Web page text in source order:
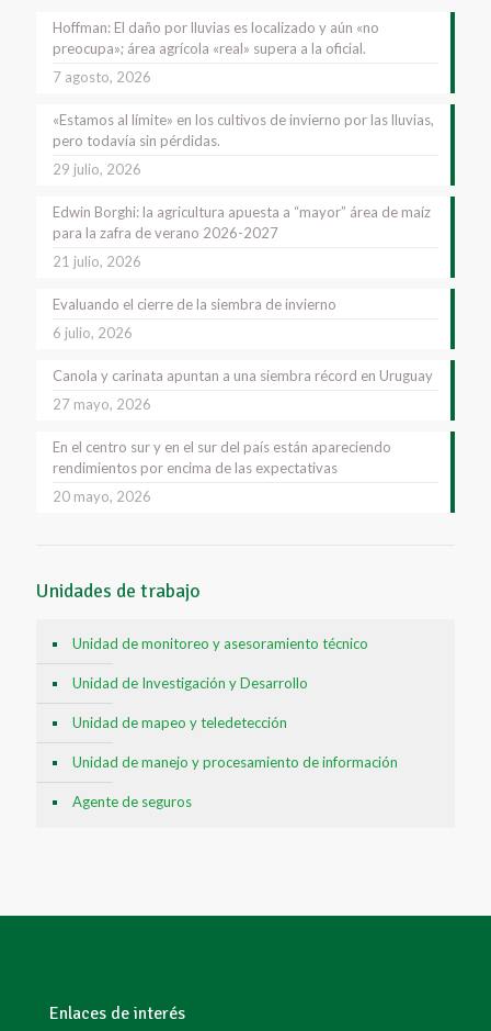
Hoffman: El daño por lluvias es localizado y aún «no
preocupa»; área agrícola «real» supera a la oficial.
7 agosto, 2026
«Estamos al límite» en los cultivos de invierno por las lluvias,
pero todavía sin pérdidas.
29 julio, 2026
Edwin Borghi: la agricultura apuesta a “mayor” área de maíz
para la zafra de verano 2026-2027
21 julio, 2026
Evaluando el cierre de la siembra de invierno
6 julio, 2026
Canola y carinata apuntan a una siembra récord en Uruguay
27 mayo, 2026
En el centro sur y en el sur del país están apareciendo
rendimientos por encima de las expectativas
20 mayo, 2026
Unidades de trabajo
Unidad de monitoreo y asesoramiento técnico
Unidad de Investigación y Desarrollo
Unidad de mapeo y teledetección
Unidad de manejo y procesamiento de información
Agente de seguros
Enlaces de interés